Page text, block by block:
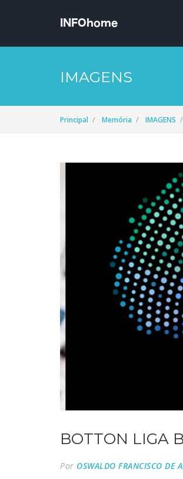
IMAGENS
Principal Memória IMAGENS
BOTTON LIGA
Por OSWALDO FRANCISCO DE